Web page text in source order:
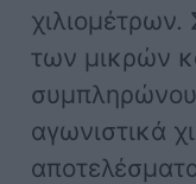
χιλιομέτρων.
των μικρών
αγωνιστικά